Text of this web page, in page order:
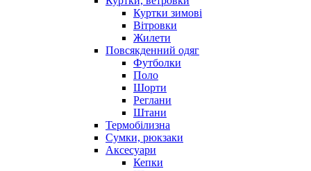
Куртки зимові
Вітровки
Жилети
Повсякденний одяг
Футболки
Поло
Шорти
Реглани
Штани
Термобілизна
Сумки, рюкзаки
Аксесуари
Кепки